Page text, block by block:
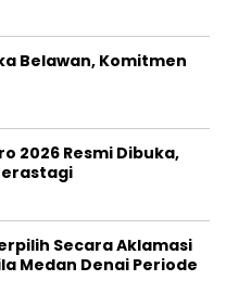
Belawan, Komitmen
2026 Resmi Dibuka,
Secara Aklamasi
Medan Denai Periode